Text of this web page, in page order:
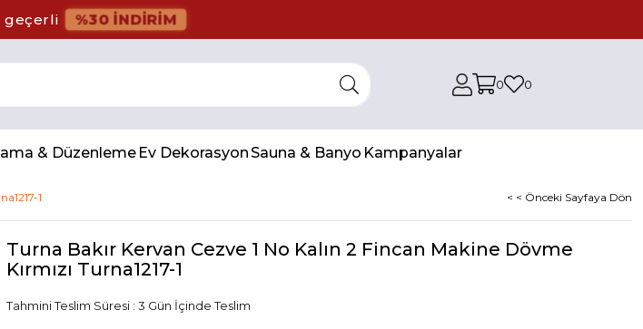
geçerli %30 İNDİRİM
0 0
& Düzenleme Ev DekorasyonSauna & Banyo Kampanyalar
1 < < Önceki Sayfaya Dön
Turna Bakır Kervan Cezve 1 No Kalın 2 Fincan Makine Dövme
Kırmızı Turna1217-1
Tahmini Teslim Süresi : 3 Gün İçinde Teslim